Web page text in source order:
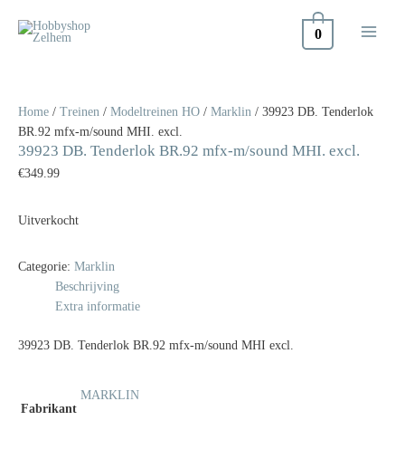
naar
0
Home / Treinen / Modeltreinen HO / Marklin / 39923 DB. Tenderlok
BR.92 mfx-m/sound MHI. excl.
39923 DB. Tenderlok BR.92 mfx-m/sound MHI. excl.
€349.99
Uitverkocht
Categorie: Marklin
Beschrijving
Extra informatie
39923 DB. Tenderlok BR.92 mfx-m/sound MHI excl.
Fabrikant
MARKLIN